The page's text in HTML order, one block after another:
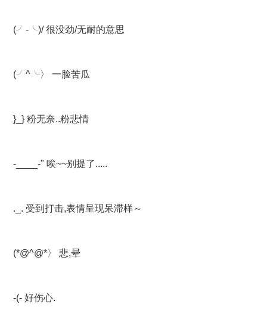
(╯-╰)/ 很没劲/无耐的意思
(╯^╰〉 一脸苦瓜
}_} 粉无奈..粉悲情
-____-" 唉~~别提了.....
._. 受到打击,表情呈现呆滞样～
(*@^@*〉 悲,晕
-(- 好伤心.